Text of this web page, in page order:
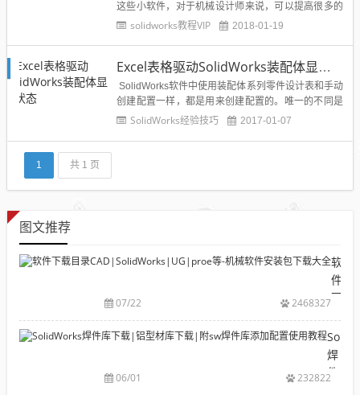
这些小软件，对于机械设计师来说，可以提高很多的
设计效率，免费提供给博友们：cass坐标转换工具软
轮参数计算软件 .rar齿轮计算...
solidworks教程VIP 2018-01-19
Excel表格驱动SolidWorks装配体显示状态
SolidWorks软件中使用装配体系列零件设计表和手动
创建配置一样，都是用来创建配置的。唯一的不同是
装配体系列零件设计表是通过Excel工作表来跟踪和控
SolidWorks经验技巧 2017-01-07
1 共 1 页
图文推荐
软
件
下
目
录
07/22 2468327
焊
件
06/01 232822